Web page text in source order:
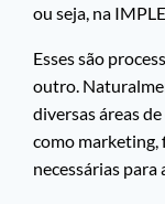
ou seja, na
Esses são
outro.
diversas áreas
como marketing,
necessárias